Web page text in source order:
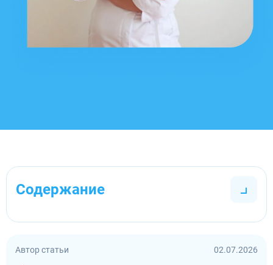
Содержание
Автор статьи 02.07.2026